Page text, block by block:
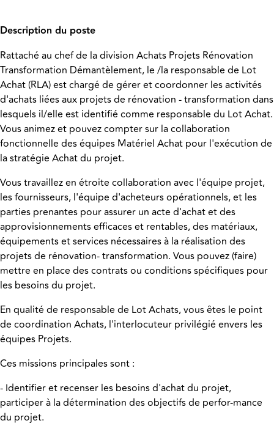
Description du poste
Rattaché au chef de la division Achats Projets Rénovation
Transformation Démantèlement, le /la responsable de Lot
Achat (RLA) est chargé de gérer et coordonner les activités
d'achats liées aux projets de rénovation - transformation dans
lesquels il/elle est identifié comme responsable du Lot Achat.
Vous animez et pouvez compter sur la collaboration
fonctionnelle des équipes Matériel Achat pour l'exécution de
la stratégie Achat du projet.
Vous travaillez en étroite collaboration avec l'équipe projet,
les fournisseurs, l'équipe d'acheteurs opérationnels, et les
parties prenantes pour assurer un acte d'achat et des
approvisionnements efficaces et rentables, des matériaux,
équipements et services nécessaires à la réalisation des
projets de rénovation- transformation. Vous pouvez (faire)
mettre en place des contrats ou conditions spécifiques pour
les besoins du projet.
En qualité de responsable de Lot Achats, vous êtes le point
de coordination Achats, l'interlocuteur privilégié envers les
équipes Projets.
Ces missions principales sont :
- Identifier et recenser les besoins d'achat du projet,
participer à la détermination des objectifs de perfor-mance
du projet.